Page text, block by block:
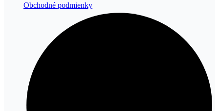
Obchodné podmienky